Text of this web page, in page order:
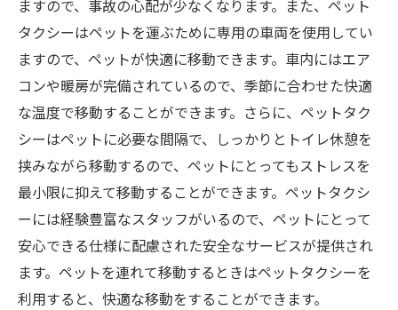
ますので、事故の心配が少なくなります。また、ペット
タクシーはペットを運ぶために専用の車両を使用してい
ますので、ペットが快適に移動できます。車内にはエア
コンや暖房が完備されているので、季節に合わせた快適
な温度で移動することができます。さらに、ペットタク
シーはペットに必要な間隔で、しっかりとトイレ休憩を
挟みながら移動するので、ペットにとってもストレスを
最小限に抑えて移動することができます。ペットタクシ
ーには経験豊富なスタッフがいるので、ペットにとって
安心できる仕様に配慮された安全なサービスが提供され
ます。ペットを連れて移動するときはペットタクシーを
利用すると、快適な移動をすることができます。